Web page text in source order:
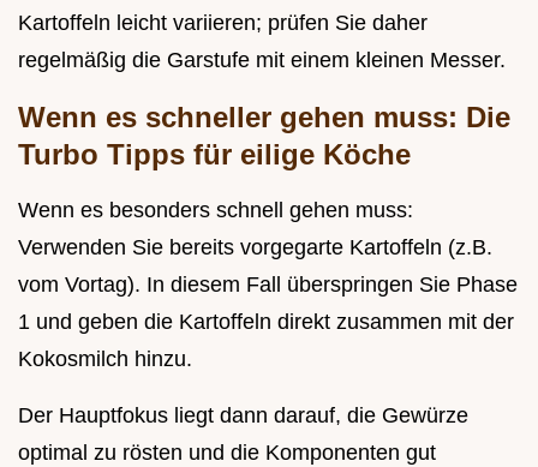
Kartoffeln leicht variieren; prüfen Sie daher
regelmäßig die Garstufe mit einem kleinen Messer.
Wenn es schneller gehen muss: Die
Turbo Tipps für eilige Köche
Wenn es besonders schnell gehen muss:
Verwenden Sie bereits vorgegarte Kartoffeln (z.B.
vom Vortag). In diesem Fall überspringen Sie Phase
1 und geben die Kartoffeln direkt zusammen mit der
Kokosmilch hinzu.
Der Hauptfokus liegt dann darauf, die Gewürze
optimal zu rösten und die Komponenten gut